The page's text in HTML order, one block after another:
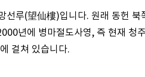
선루(望仙樓)입니다. 원래 동헌 북
년에 병마절도사영, 즉 현재 청
걸쳐 있습니다.